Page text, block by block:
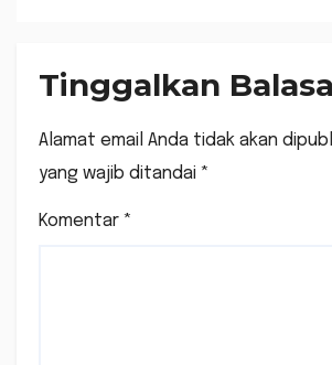
Tinggalkan
Alamat email Anda tidak akan
yang wajib ditandai *
Komentar *